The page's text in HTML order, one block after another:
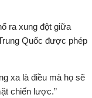
ra xung đột giữa
Quốc được phép
xa là điều mà họ sẽ
chiến lược.”